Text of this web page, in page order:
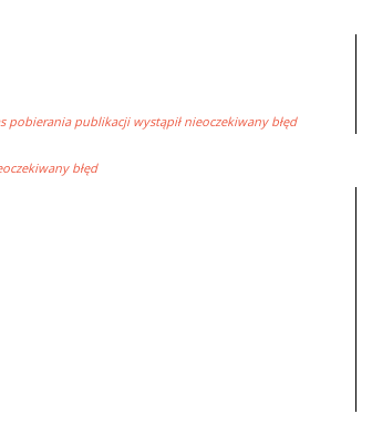
pobierania publikacji wystąpił nieoczekiwany błęd
błęd